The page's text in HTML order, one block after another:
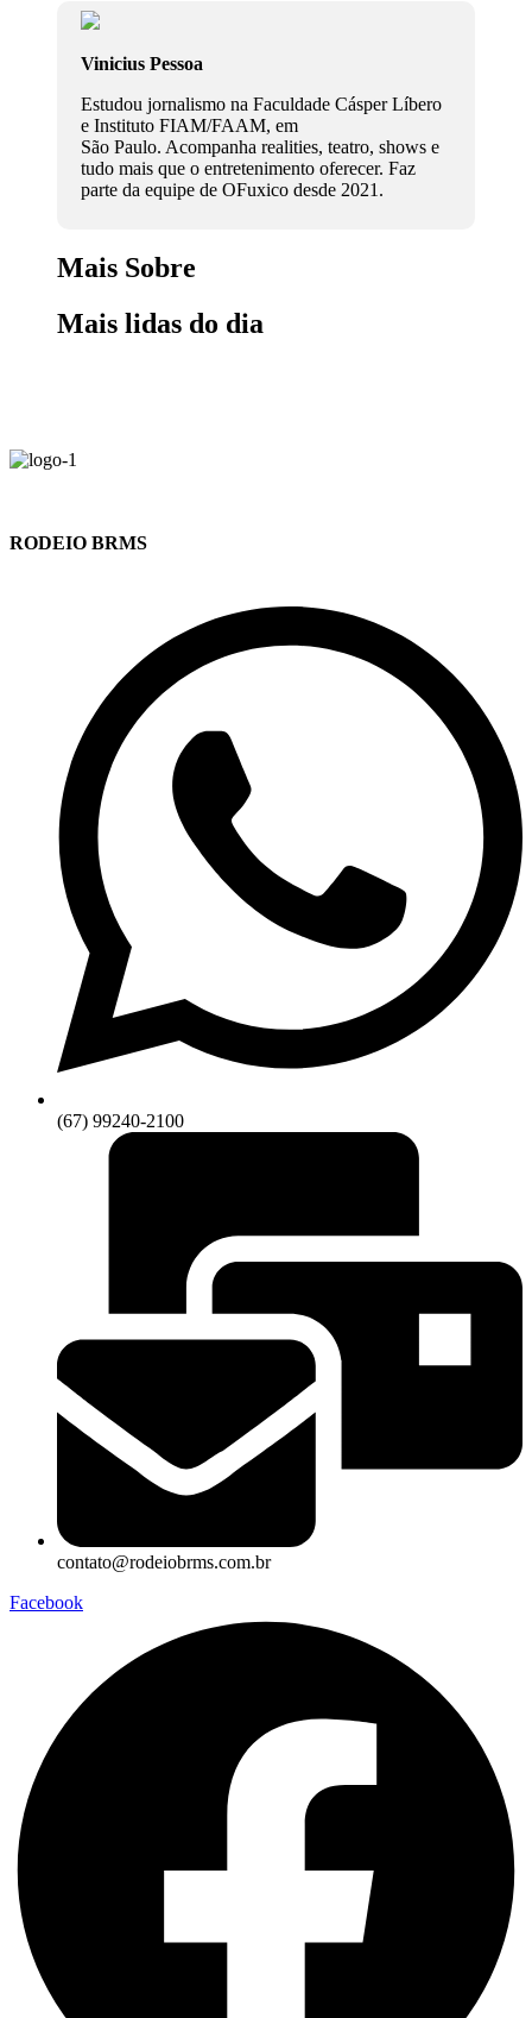
Vinicius Pessoa
Estudou jornalismo na Faculdade Cásper Líbero
e Instituto FIAM/FAAM, em
São Paulo. Acompanha realities, teatro, shows e
tudo mais que o entretenimento oferecer. Faz
parte da equipe de OFuxico desde 2021.
Mais Sobre
Mais lidas do dia
RODEIO BRMS
(67) 99240-2100
contato@rodeiobrms.com.br
Facebook